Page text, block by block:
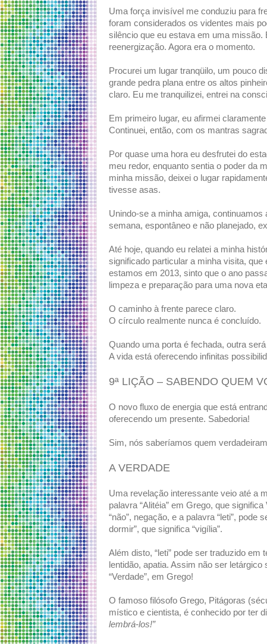
Uma força invisível me conduziu para
foram considerados os videntes mais
silêncio que eu estava em uma
reenergização. Agora era o momento.
Procurei um lugar tranqüilo, um pouco
grande pedra plana entre os altos
claro. Eu me tranquilizei, entrei na
Em primeiro lugar, eu afirmei
Continuei, então, com os mantras
Por quase uma hora eu desfrutei do
meu redor, enquanto sentia o poder da
minha missão, deixei o lugar
tivesse asas.
Unindo-se a minha amiga,
semana, espontâneo e não planejado,
Até hoje, quando eu relatei a minha
significado particular a minha visita,
estamos em 2013, sinto que o ano
limpeza e preparação para uma nova
O caminho à frente parece claro.
O círculo realmente nunca é concluído.
Quando uma porta é fechada, outra
A vida está oferecendo infinitas
9ª LIÇÃO – SABENDO QUEM
O novo fluxo de energia que está
oferecendo um presente. Sabedoria!
Sim, nós saberíamos quem
A VERDADE
Uma revelação interessante veio até a
palavra “Alitéia” em Grego, que
“não”, negação, e a palavra “leti”, pode
dormir”, que significa “vigília”.
Além disto, “leti” pode ser traduzido em
lentidão, apatia. Assim não ser
“Verdade”, em Grego!
O famoso filósofo Grego, Pitágoras
místico e cientista, é conhecido por ter
lembrá-los!”